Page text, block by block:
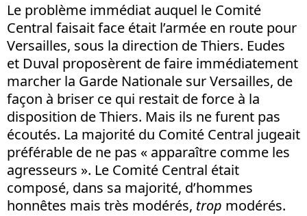
Le problème immédiat auquel le Comité
Central faisait face était l’armée en route pour
Versailles, sous la direction de Thiers. Eudes
et Duval proposèrent de faire immédiatement
marcher la Garde Nationale sur Versailles, de
façon à briser ce qui restait de force à la
disposition de Thiers. Mais ils ne furent pas
écoutés. La majorité du Comité Central jugeait
préférable de ne pas « apparaître comme les
agresseurs ». Le Comité Central était
composé, dans sa majorité, d’hommes
honnêtes mais très modérés, trop modérés.